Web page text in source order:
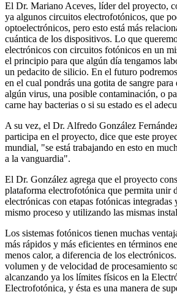
El Dr. Mariano Aceves, líder del proyecto,
ya algunos circuitos electrofotónicos, que
optoelectrónicos, pero esto está más
cuántica de los dispositivos. Lo que
electrónicos con circuitos fotónicos en un
el principio para que algún día tengamos
un pedacito de silicio. En el futuro
en el cual pondrás una gotita de sangre para
algún virus, una posible contaminación, o
carne hay bacterias o si su estado es el
A su vez, el Dr. Alfredo González
participa en el proyecto, dice que este
mundial, "se está trabajando en esto en
a la vanguardia".
El Dr. González agrega que el proyecto
plataforma electrofotónica que permita unir
electrónicas con etapas fotónicas integradas
mismo proceso y utilizando las mismas
Los sistemas fotónicos tienen muchas
más rápidos y más eficientes en términos
menos calor, a diferencia de los
volumen y de velocidad de procesamiento
alcanzando ya los límites físicos en la
Electrofotónica, y ésta es una manera de